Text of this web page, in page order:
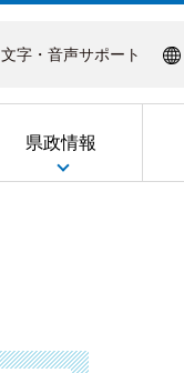
文字・音声サポート
県政情報